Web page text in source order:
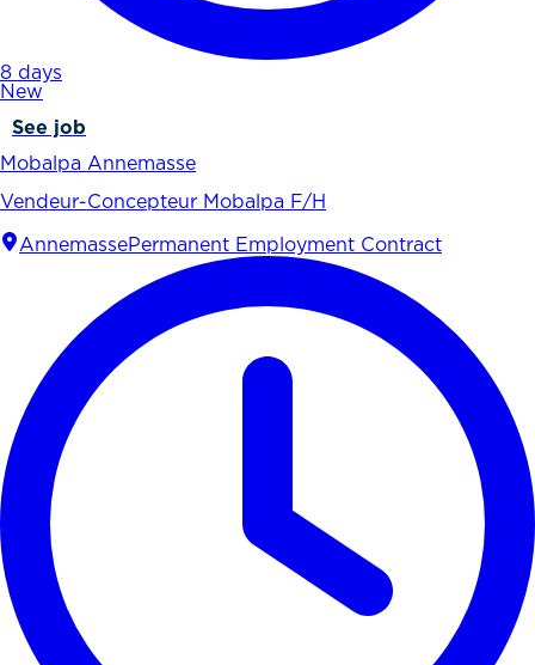
8 days
New
See job
Mobalpa Annemasse
Vendeur-Concepteur Mobalpa F/H
AnnemassePermanent Employment Contract